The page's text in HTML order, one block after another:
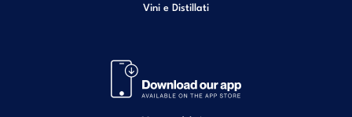
Vini e Distillati